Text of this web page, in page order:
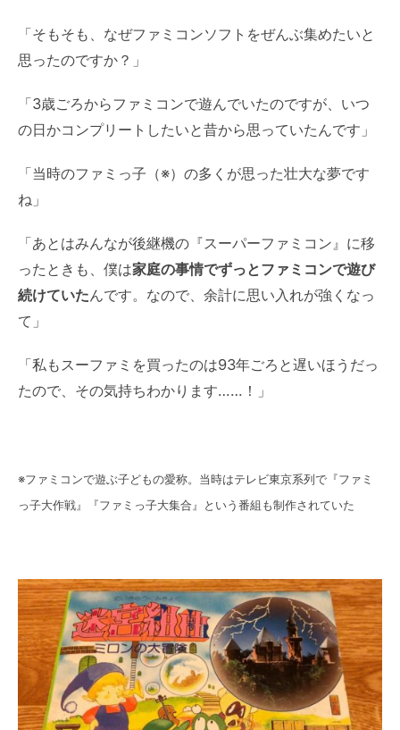
「そもそも、なぜファミコンソフトをぜんぶ集めたいと
思ったのですか？」
「3歳ごろからファミコンで遊んでいたのですが、いつ
の日かコンプリートしたいと昔から思っていたんです」
「当時のファミっ子（※）の多くが思った壮大な夢です
ね」
「あとはみんなが後継機の『スーパーファミコン』に移
ったときも、僕は家庭の事情でずっとファミコンで遊び
続けていたんです。なので、余計に思い入れが強くなっ
て」
「私もスーファミを買ったのは93年ごろと遅いほうだっ
たので、その気持ちわかります……！」
※ファミコンで遊ぶ子どもの愛称。当時はテレビ東京系列で『ファミ
っ子大作戦』『ファミっ子大集合』という番組も制作されていた